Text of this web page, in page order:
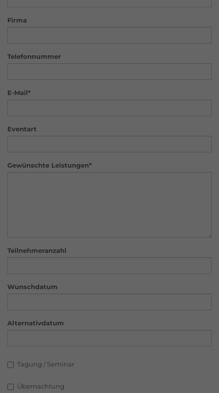
Firma
Telefonnummer
E-Mail*
Eventart
Gewünschte Leistungen*
Teilnehmeranzahl
Wunschdatum
Alternativdatum
Tagung / Seminar
Übernachtung